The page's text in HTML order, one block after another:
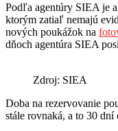
Podľa agentúry SIEA je
ktorým zatiaľ nemajú
nových poukážok na
dňoch agentúra SIEA
Zdroj: SIEA
Doba na rezervovanie
stále rovnaká, a to 30